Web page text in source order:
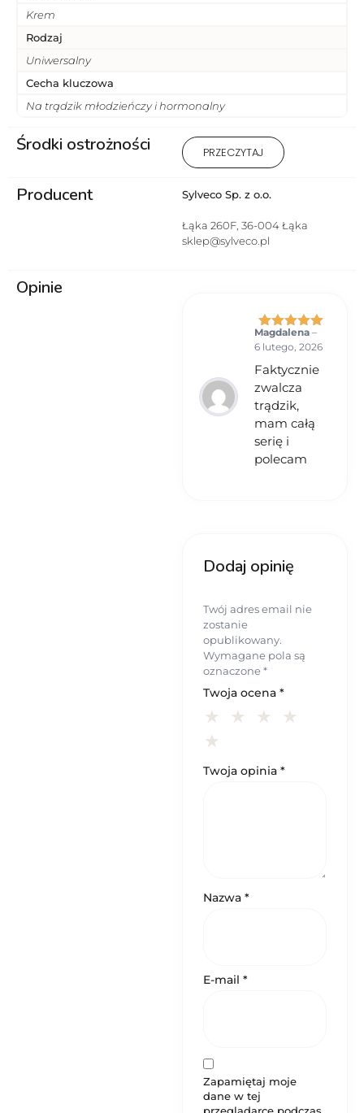
Krem
Rodzaj
Uniwersalny
Cecha kluczowa
Na trądzik młodzieńczy i hormonalny
Środki ostrożności
Przeciwwskazania: Uczulenie
na którykolwiek ze składników
PRZECZYTAJ
Producent Sylveco Sp. z o.o.
Łąka 260F, 36-004 Łąka
sklep@sylveco.pl
Opinie
Oceniono5
na 5
Magdalena –
6 lutego, 2026
Faktycznie
zwalcza
trądzik,
mam całą
serię i
polecam
Dodaj opinię
Twój adres email nie
zostanie
opublikowany.
Wymagane pola są
oznaczone*
Twoja ocena *
Twoja opinia *
Nazwa *
E-mail *
Zapamiętaj moje
dane w tej
przeglądarce podczas